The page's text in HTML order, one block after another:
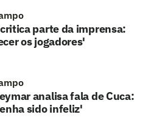
parte da imprensa:
os jogadores'
analisa fala de Cuca:
sido infeliz'